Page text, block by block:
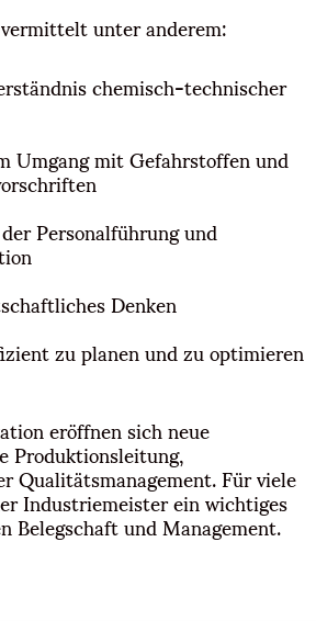
unter anderem:
chemisch-technischer
Umgang mit Gefahrstoffen und
Personalführung und
Denken
zu planen und zu optimieren
eröffnen sich neue
Qualitätsmanagement. Für viele
Industriemeister ein wichtiges
Belegschaft und Management.